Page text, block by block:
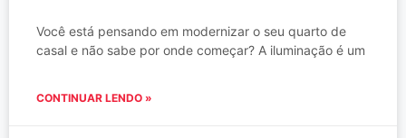
Você está pensando em modernizar o seu quarto de
casal e não sabe por onde começar? A iluminação é um
CONTINUAR LENDO »